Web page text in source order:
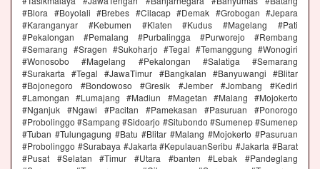
#Blora #Boyolali #Brebes #Cilacap #Demak #Grobogan #Jepara
#Karanganyar #Kebumen #Klaten #Kudus #Magelang #Pati
#Pekalongan #Pemalang #Purbalingga #Purworejo #Rembang
#Semarang #Sragen #Sukoharjo #Tegal #Temanggung #Wonogiri
#Wonosobo #Magelang #Pekalongan #Salatiga #Semarang
#Surakarta #Tegal #JawaTimur #Bangkalan #Banyuwangi #Blitar
#Bojonegoro #Bondowoso #Gresik #Jember #Jombang #Kediri
#Lamongan #Lumajang #Madiun #Magetan #Malang #Mojokerto
#Nganjuk #Ngawi #Pacitan #Pamekasan #Pasuruan #Ponorogo
#Probolinggo #Sampang #Sidoarjo #Situbondo #Sumenep #Sumenep
#Tuban #Tulungagung #Batu #Blitar #Malang #Mojokerto #Pasuruan
#Probolinggo #Surabaya #Jakarta #KepulauanSeribu #Jakarta #Barat
#Pusat #Selatan #Timur #Utara #banten #Lebak #Pandeglang